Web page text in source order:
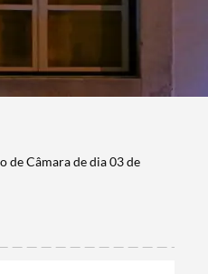
de Câmara de dia 03 de